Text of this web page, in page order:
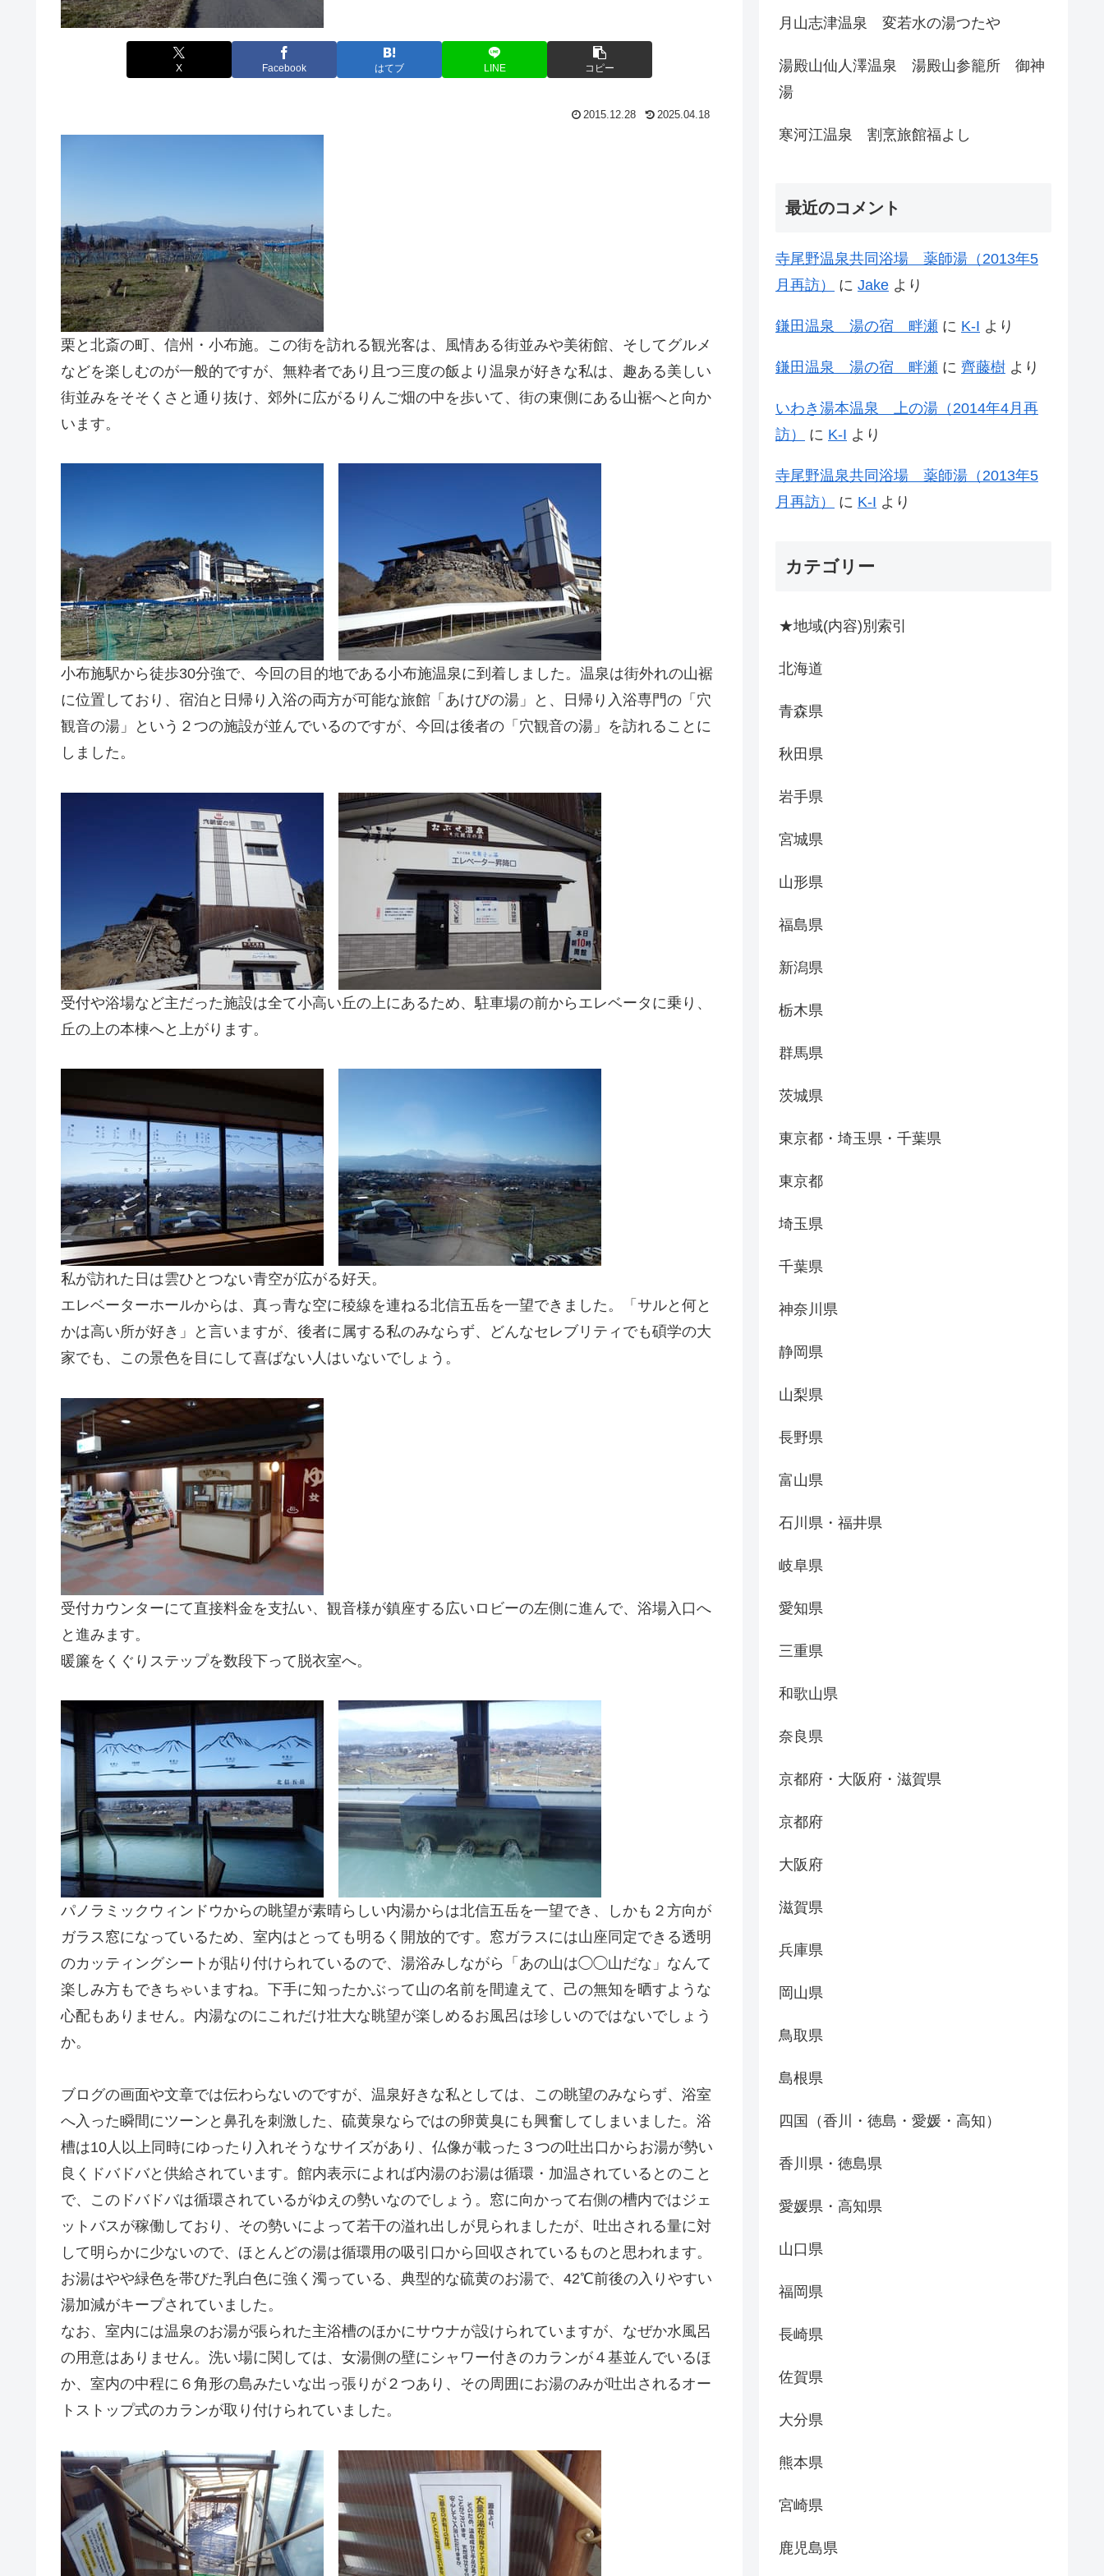
X Facebook はてブ LINE コピー
2015.12.28 2025.04.18
栗と北斎の町、信州・小布施。この街を訪れる観光客は、風情ある街並みや美術館、そしてグルメ
などを楽しむのが一般的ですが、無粋者であり且つ三度の飯より温泉が好きな私は、趣ある美しい
街並みをそそくさと通り抜け、郊外に広がるりんご畑の中を歩いて、街の東側にある山裾へと向か
います。
小布施駅から徒歩30分強で、今回の目的地である小布施温泉に到着しました。温泉は街外れの山裾
に位置しており、宿泊と日帰り入浴の両方が可能な旅館「あけびの湯」と、日帰り入浴専門の「穴
観音の湯」という２つの施設が並んでいるのですが、今回は後者の「穴観音の湯」を訪れることに
しました。
受付や浴場など主だった施設は全て小高い丘の上にあるため、駐車場の前からエレベータに乗り、
丘の上の本棟へと上がります。
私が訪れた日は雲ひとつない青空が広がる好天。
エレベーターホールからは、真っ青な空に稜線を連ねる北信五岳を一望できました。「サルと何と
かは高い所が好き」と言いますが、後者に属する私のみならず、どんなセレブリティでも碩学の大
家でも、この景色を目にして喜ばない人はいないでしょう。
受付カウンターにて直接料金を支払い、観音様が鎮座する広いロビーの左側に進んで、浴場入口へ
と進みます。
暖簾をくぐりステップを数段下って脱衣室へ。
パノラミックウィンドウからの眺望が素晴らしい内湯からは北信五岳を一望でき、しかも２方向が
ガラス窓になっているため、室内はとっても明るく開放的です。窓ガラスには山座同定できる透明
のカッティングシートが貼り付けられているので、湯浴みしながら「あの山は◯◯山だな」なんて
楽しみ方もできちゃいますね。下手に知ったかぶって山の名前を間違えて、己の無知を晒すような
心配もありません。内湯なのにこれだけ壮大な眺望が楽しめるお風呂は珍しいのではないでしょう
か。
ブログの画面や文章では伝わらないのですが、温泉好きな私としては、この眺望のみならず、浴室
へ入った瞬間にツーンと鼻孔を刺激した、硫黄泉ならではの卵黄臭にも興奮してしまいました。浴
槽は10人以上同時にゆったり入れそうなサイズがあり、仏像が載った３つの吐出口からお湯が勢い
良くドバドバと供給されています。館内表示によれば内湯のお湯は循環・加温されているとのこと
で、このドバドバは循環されているがゆえの勢いなのでしょう。窓に向かって右側の槽内ではジェ
ットバスが稼働しており、その勢いによって若干の溢れ出しが見られましたが、吐出される量に対
して明らかに少ないので、ほとんどの湯は循環用の吸引口から回収されているものと思われます。
お湯はやや緑色を帯びた乳白色に強く濁っている、典型的な硫黄のお湯で、42℃前後の入りやすい
湯加減がキープされていました。
なお、室内には温泉のお湯が張られた主浴槽のほかにサウナが設けられていますが、なぜか水風呂
の用意はありません。洗い場に関しては、女湯側の壁にシャワー付きのカランが４基並んでいるほ
か、室内の中程に６角形の島みたいな出っ張りが２つあり、その周囲にお湯のみが吐出されるオー
トストップ式のカランが取り付けられていました。
月山志津温泉 変若水の湯つたや
湯殿山仙人澤温泉 湯殿山参籠所 御神
湯
寒河江温泉 割烹旅館福よし
最近のコメント
寺尾野温泉共同浴場 薬師湯（2013年5
月再訪）
に Jake より
鎌田温泉 湯の宿 畔瀬 に K-I より
鎌田温泉 湯の宿 畔瀬 に 齊藤樹 より
いわき湯本温泉 上の湯（2014年4月再
訪）
に K-I より
寺尾野温泉共同浴場 薬師湯（2013年5
月再訪）
に K-I より
カテゴリー
★地域(内容)別索引
北海道
青森県
秋田県
岩手県
宮城県
山形県
福島県
新潟県
栃木県
群馬県
茨城県
東京都・埼玉県・千葉県
東京都
埼玉県
千葉県
神奈川県
静岡県
山梨県
長野県
富山県
石川県・福井県
岐阜県
愛知県
三重県
和歌山県
奈良県
京都府・大阪府・滋賀県
京都府
大阪府
滋賀県
兵庫県
岡山県
鳥取県
島根県
四国（香川・徳島・愛媛・高知）
香川県・徳島県
愛媛県・高知県
山口県
福岡県
長崎県
佐賀県
大分県
熊本県
宮崎県
鹿児島県